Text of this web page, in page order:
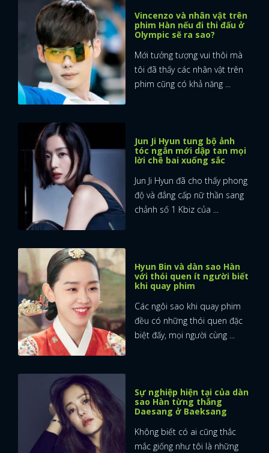
FACEBOOK GOOGLE
Vincenzo và nhân vật trên
phim Hàn nếu đi thi đấu ở
Olympic sẽ ra sao?
Mới tưởng tượng vui thôi mà
tôi đã thấy các nhân vật trên
phim cũng có khả năng ...
Jun Ji Hyun tung bộ ảnh
tóc ngắn mới dập tan mọi
lời chê bai xuống sắc
Jun Ji Hyun đã cho thấy phong
độ và đẳng cấp nữ thần sang
chảnh số 1 Kbiz của ...
Hyun Bin và dàn sao Hàn
với thói quen ít người biết
khi quay phim
Các ngôi sao khi quay phim
đều có những thói quen đặc
biệt đấy, mọi người cùng ...
Sự nghiệp hiện tại của dàn
sao Hàn từng thắng
Daesang ở Baeksang
Không biết có ai cũng thắc
mắc giống như tôi là những